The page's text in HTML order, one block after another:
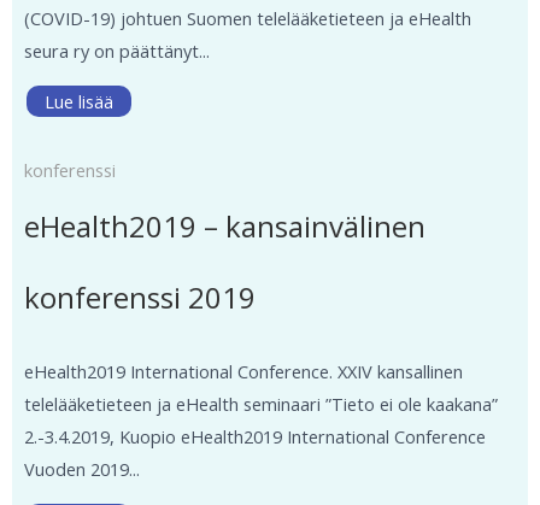
(COVID-19) johtuen Suomen telelääketieteen ja eHealth
seura ry on päättänyt...
Lue lisää
konferenssi
eHealth2019 – kansainvälinen
konferenssi 2019
eHealth2019 International Conference. XXIV kansallinen
telelääketieteen ja eHealth seminaari ”Tieto ei ole kaakana”
2.-3.4.2019, Kuopio eHealth2019 International Conference
Vuoden 2019...